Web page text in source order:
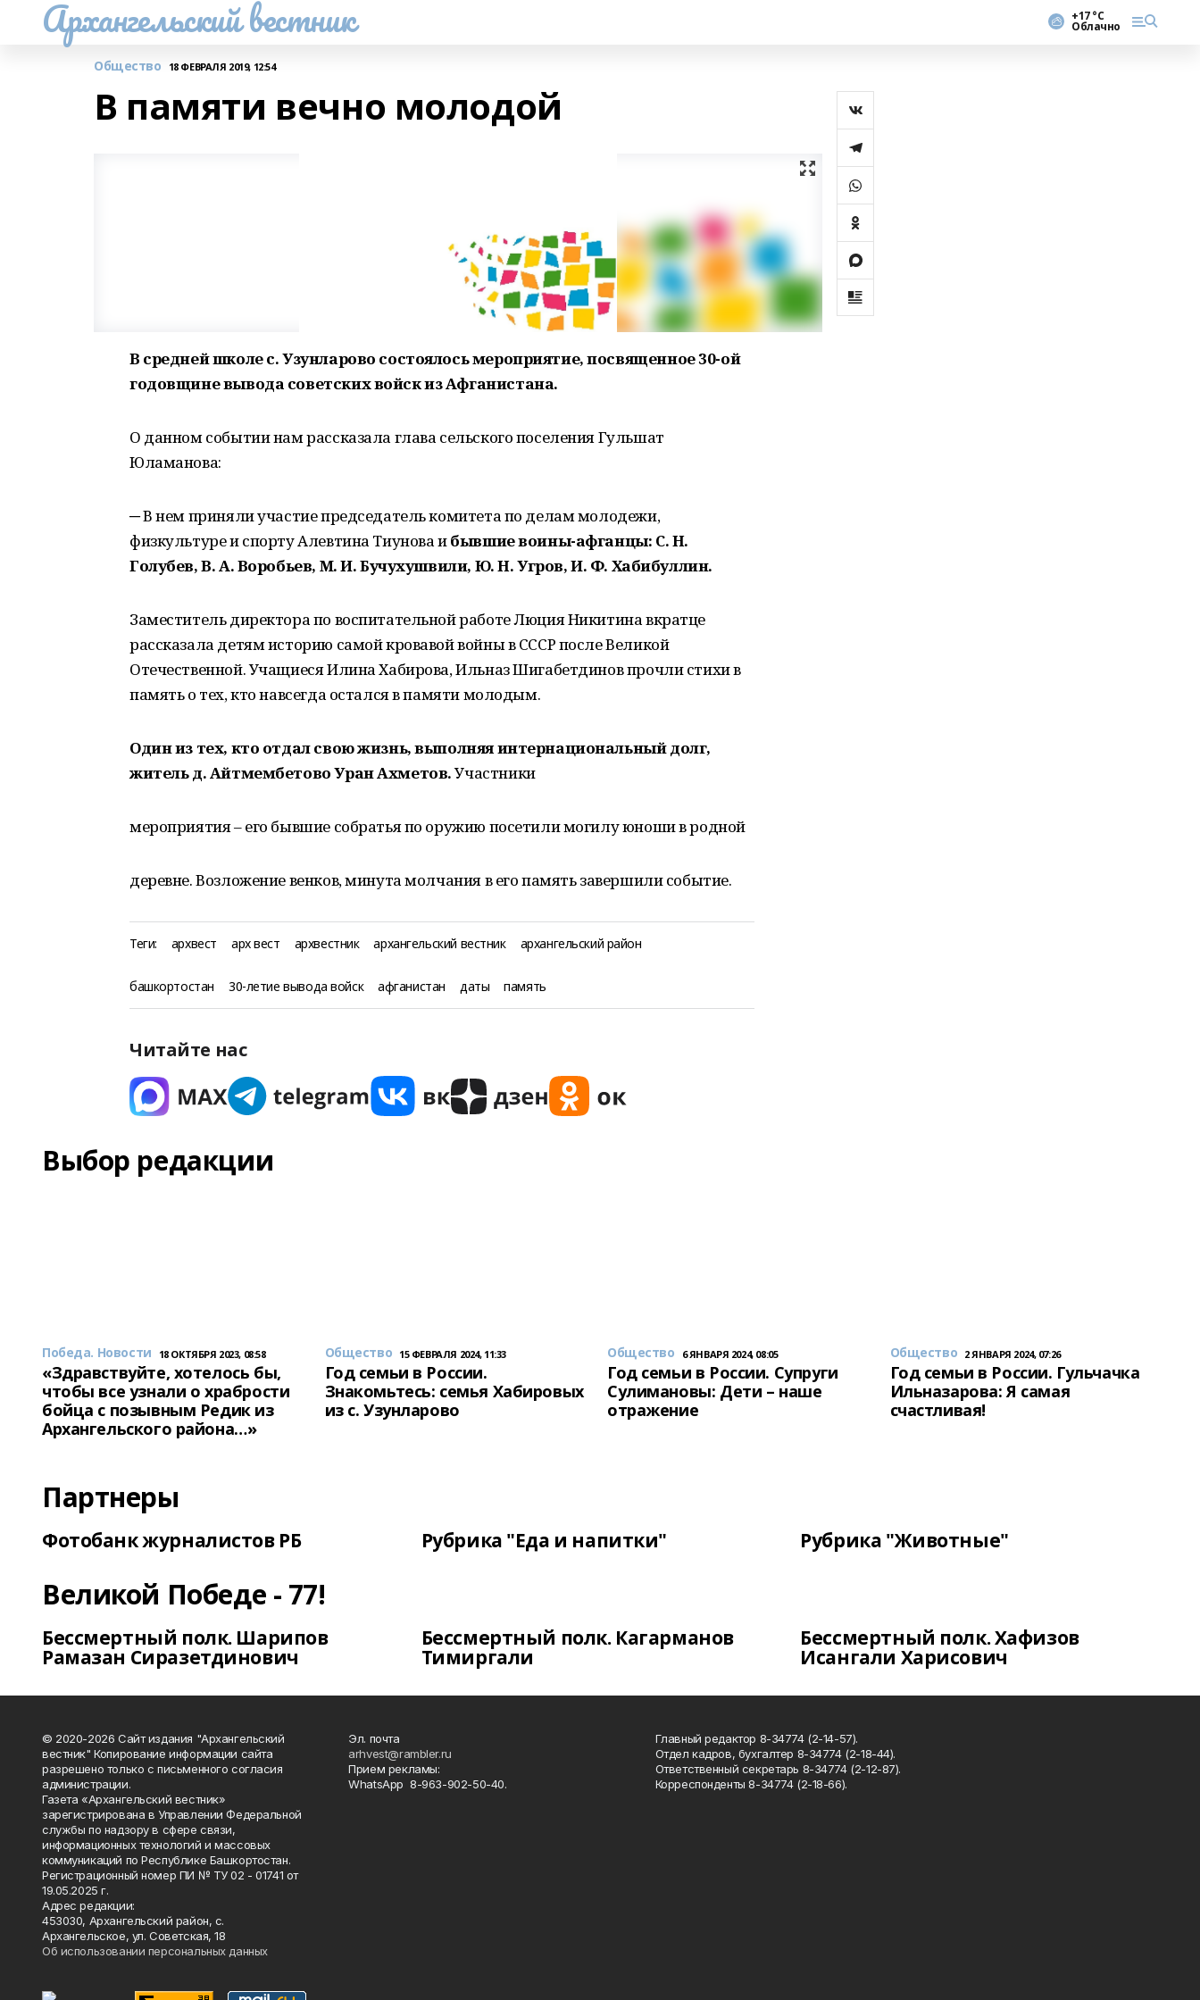
Архангельский вестник +17 °С
Облачно
Общество 18 ФЕВРАЛЯ 2019, 12:54
В памяти вечно молодой
В средней школе с. Узунларово состоялось мероприятие, посвященное 30-ой
годовщине вывода советских войск из Афганистана.
О данном событии нам рассказала глава сельского поселения Гульшат
Юламанова:
─ В нем приняли участие председатель комитета по делам молодежи,
физкультуре и спорту Алевтина Тиунова ибывшие воины-афганцы: С. Н.
Голубев, В. А. Воробьев, М. И. Бучухушвили, Ю. Н. Угров, И. Ф. Хабибуллин.
Заместитель директора по воспитательной работе Люция Никитина вкратце
рассказала детям историю самой кровавой войны в СССР после Великой
Отечественной. Учащиеся Илина Хабирова, Ильназ Шигабетдинов прочли стихи в
память о тех, кто навсегда остался в памяти молодым.
Один из тех, кто отдал свою жизнь, выполняя интернациональный долг,
житель д. Айтмембетово Уран Ахметов.Участники
мероприятия – его бывшие собратья по оружию посетили могилу юноши в родной
деревне. Возложение венков, минута молчания в его память завершили событие.
Теги: архвест арх вест архвестник архангельский вестник архангельский район
башкортостан 30-летие вывода войск афганистан даты память
Читайте нас
Выбор редакции
Победа. Новости 18 ОКТЯБРЯ 2023, 08:58
«Здравствуйте, хотелось бы,
чтобы все узнали о храбрости
бойца с позывным Редик из
Архангельского района…»
Общество 15 ФЕВРАЛЯ 2024, 11:33
Год семьи в России.
Знакомьтесь: семья Хабировых
из с. Узунларово
Общество 6 ЯНВАРЯ 2024, 08:05
Год семьи в России. Супруги
Сулимановы: Дети – наше
отражение
Общество 2 ЯНВАРЯ 2024, 07:26
Год семьи в России. Гульчачка
Ильназарова: Я самая
счастливая!
Партнеры
Фотобанк журналистов РБ Рубрика "Еда и напитки" Рубрика "Животные"
Великой Победе - 77!
Бессмертный полк. Шарипов
Рамазан Сиразетдинович
Бессмертный полк. Кагарманов
Тимиргали
Бессмертный полк. Хафизов
Исангали Харисович
© 2020-2026 Сайт издания "Архангельский
вестник" Копирование информации сайта
разрешено только с письменного согласия
администрации.
Газета «Архангельский вестник»
зарегистрирована в Управлении Федеральной
службы по надзору в сфере связи,
информационных технологий и массовых
коммуникаций по Республике Башкортостан.
Регистрационный номер ПИ № ТУ 02 - 01741 от
19.05.2025 г.
Адрес редакции:
453030, Архангельский район, с.
Архангельское, ул. Советская, 18
Об использовании персональных данных
Эл. почта
arhvest@rambler.ru
Прием рекламы:
WhatsApp 8-963-902-50-40.
Главный редактор 8-34774 (2-14-57).
Отдел кадров, бухгалтер 8-34774 (2-18-44).
Ответственный секретарь 8-34774 (2-12-87).
Корреспонденты 8-34774 (2-18-66).